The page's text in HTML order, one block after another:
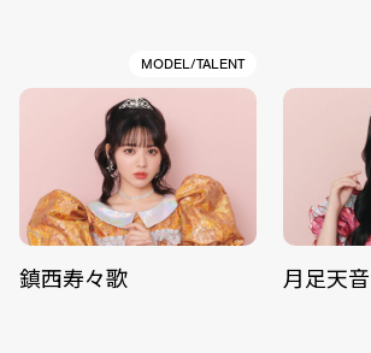
MODEL/TALENT
鎮西寿々歌 月足天音